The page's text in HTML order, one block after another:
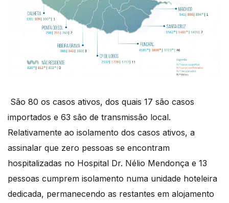
São 80 os casos ativos, dos quais 17 são casos
importados e 63 são de transmissão local.
Relativamente ao isolamento dos casos ativos, a
assinalar que zero pessoas se encontram
hospitalizadas no Hospital Dr. Nélio Mendonça e 13
pessoas cumprem isolamento numa unidade hoteleira
dedicada, permanecendo as restantes em alojamento